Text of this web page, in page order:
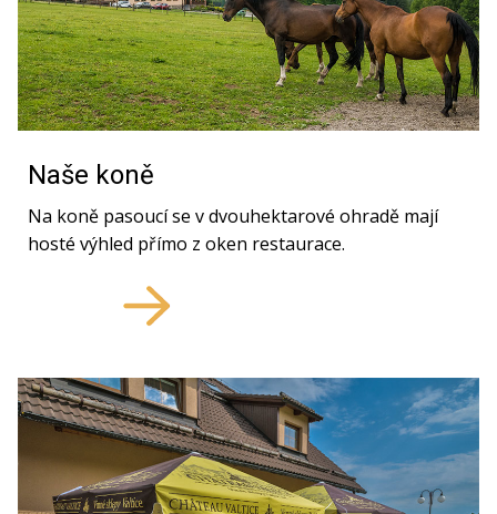
Naše koně
Na koně pasoucí se v dvouhektarové ohradě mají
hosté výhled přímo z oken restaurace.